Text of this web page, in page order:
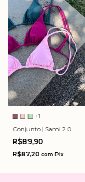
+1
Conjunto | Sami 2.0
R$89,90
R$87,20 com Pix